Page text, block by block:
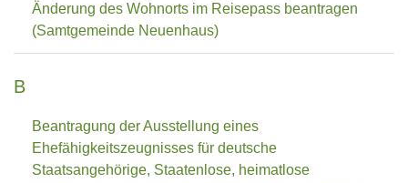
Änderung des Wohnorts im Reisepass beantragen
(Samtgemeinde Neuenhaus)
B
Beantragung der Ausstellung eines
Ehefähigkeitszeugnisses für deutsche
Staatsangehörige, Staatenlose, heimatlose